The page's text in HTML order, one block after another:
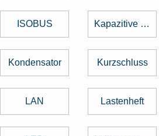
ISOBUS Kapazitive Tasten
Kondensator Kurzschluss
LAN Lastenheft